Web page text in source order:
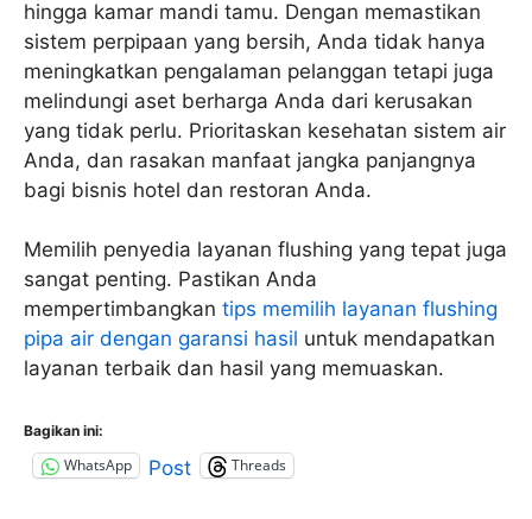
hingga kamar mandi tamu. Dengan memastikan
sistem perpipaan yang bersih, Anda tidak hanya
meningkatkan pengalaman pelanggan tetapi juga
melindungi aset berharga Anda dari kerusakan
yang tidak perlu. Prioritaskan kesehatan sistem air
Anda, dan rasakan manfaat jangka panjangnya
bagi bisnis hotel dan restoran Anda.
Memilih penyedia layanan flushing yang tepat juga
sangat penting. Pastikan Anda
mempertimbangkan tips memilih layanan flushing
pipa air dengan garansi hasil untuk mendapatkan
layanan terbaik dan hasil yang memuaskan.
Bagikan ini:
WhatsApp Post Threads